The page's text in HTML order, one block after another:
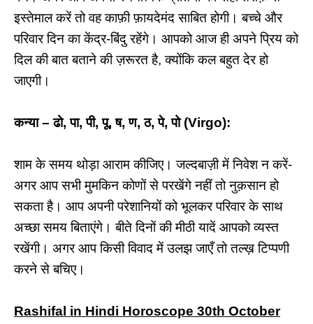
इस्तेमाल करें तो वह काफ़ी फ़ायदेमंद साबित होगी। बच्चे और
परिवार दिन का केंद्र-बिंदु रहेंगे। आपको आज ही अपने प्रिय को
दिल की बात बताने की ज़रूरत है, क्योंकि कल बहुत देर हो
जाएगी।
कन्या – ढो, पा, पी, पू, ष, ण, ठ, पे, पो (Virgo):
शाम के समय थोड़ा आराम कीजिए। जल्दबाज़ी में निवेश न करें-
अगर आप सभी मुमकिन कोणों से परखेंगे नहीं तो नुक़सान हो
सकता है। आप अपनी परेशानियों को भूलकर परिवार के साथ
अच्छा समय बिताएंगे। बीते दिनों की मीठी यादें आपको व्यस्त
रखेंगी। अगर आप किसी विवाद में उलझ जाएँ तो तल्ख़ टिप्पणी
करने से बचिए।
Rashifal in Hindi Horoscope 30th October